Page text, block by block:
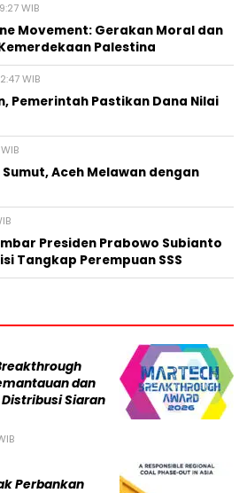
WIB
Movement: Gerakan Moral dan
Palestina
WIB
Pemerintah Pastikan Dana Nilai
Aceh Melawan dengan
Presiden Prabowo Subianto
Tangkap Perempuan SSS
dan
Siaran
Perbankan